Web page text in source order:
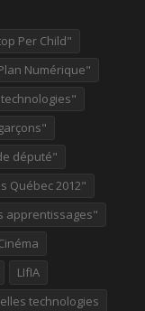
Per Child"
Numérique"
député"
Québec 2012"
apprentissages"
LIfIA
technologies